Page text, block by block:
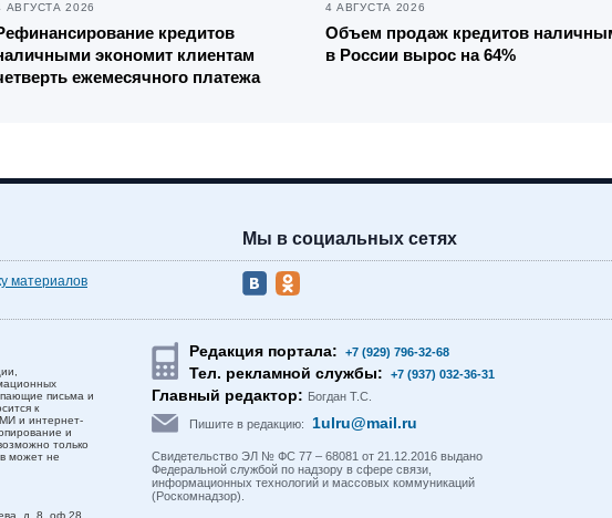
АВГУСТА 2026
кредитов
экономит клиентам
ежемесячного платежа
4 АВГУСТА 2026
Объем продаж кредитов
в России вырос на 64%
материалов
Мы в социальных сетях
письма и
к
и интернет-
и
только
может не
Редакция портала: +7 (929) 796-32-68
Тел. рекламной службы: +7 (937) 032-36-31
Главный редактор: Богдан Т.С.
Пишите в редакцию: 1ulru@mail.ru
Свидетельство ЭЛ № ФС 77 – 68081 от 21.12.2016 выдано
Федеральной службой по надзору в сфере связи,
информационных технологий и массовых коммуникаций
(Роскомнадзор).